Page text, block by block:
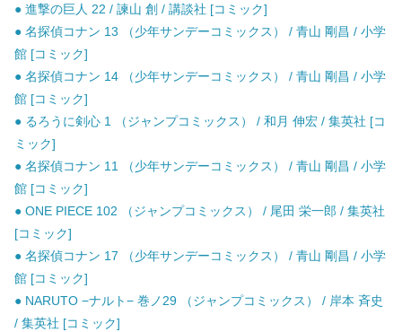
● 進撃の巨人 22 / 諫山 創 / 講談社 [コミック]
● 名探偵コナン 13 （少年サンデーコミックス） / 青山 剛昌 / 小学
館 [コミック]
● 名探偵コナン 14 （少年サンデーコミックス） / 青山 剛昌 / 小学
館 [コミック]
● るろうに剣心 1 （ジャンプコミックス） / 和月 伸宏 / 集英社 [コ
ミック]
● 名探偵コナン 11 （少年サンデーコミックス） / 青山 剛昌 / 小学
館 [コミック]
● ONE PIECE 102 （ジャンプコミックス） / 尾田 栄一郎 / 集英社
[コミック]
● 名探偵コナン 17 （少年サンデーコミックス） / 青山 剛昌 / 小学
館 [コミック]
● NARUTO −ナルト− 巻ノ29 （ジャンプコミックス） / 岸本 斉史
/ 集英社 [コミック]